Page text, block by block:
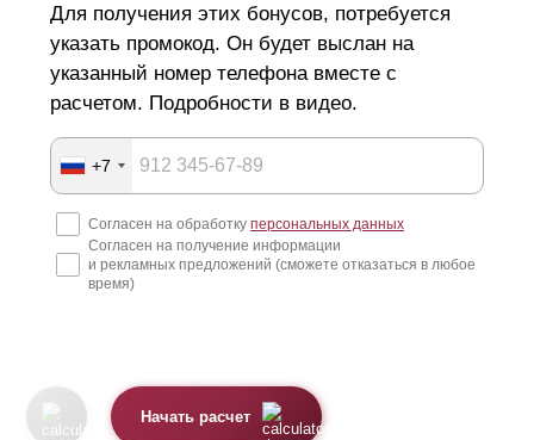
осуществляется из высококачественной стали,
поступающей на завод в рулонах. Далее рулоны
рубятся на листы, а они, в свою очередь, разрезаются
лазером по необходимому размеру и рисунку любой
сложности. После нарезки производится штамповка и
деталям придается окончательная форма профиля.
Не смотря на простоту конструкции забора в стиле
ранчо, существуют дизайнерские решения,
секций забора подойдут любые столбы. Они могут быть
изготовлены из различных материалов: металла,
Для получения этих бонусов, потребуется
указать промокод. Он будет выслан на
указанный номер телефона вместе с
расчетом. Подробности в видео.
+7
Согласен на обработку персональных данных
Согласен на получение информации
и рекламных предложений (сможете отказаться в любое
время)
Начать расчет